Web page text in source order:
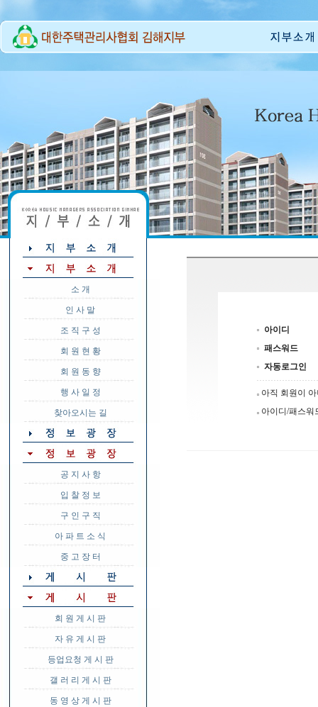
소 개
인 사 말
조 직 구 성
회 원 현 황
회 원 동 향
행 사 일 정
찾아오시는 길
공 지 사 항
입 찰 정 보
구 인 구 직
아 파 트 소 식
중 고 장 터
회 원 게 시 판
자 유 게 시 판
등업요청 게 시 판
갤 러 리 게 시 판
동 영 상 게 시 판
아이디
패스워드
자동로그인
아직 회원이
아이디/패스